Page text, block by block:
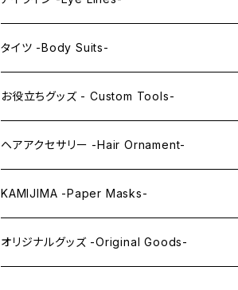
KAWAII Little series
レンズアイ
レンズアイEX
クリスタルアイ -Crystal Eyes-
アイラインステッカー -Eye Line Stickers-
まゆ毛 -Eyebrows-
まつ毛 -Eyelash-
タイツ -Body Suits-
全身タイツ -Full Body Suits-
上半身タイツ -Upper Body Suits-
お役立ちグッズ - Custom Tools-
カスタム用品 -Custom Tools-
ウィッグメンテナンス -Wig Maintenance-
ヘアアクセサリー -Hair Ornament-
KAMIJIMA -Paper Masks-
ペーパーマスク -Paper Masks-
オリジナルグッズ -Original Goods-